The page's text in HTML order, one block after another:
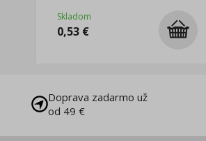
Skladom
0,53 €
Doprava zadarmo už
od 49 €